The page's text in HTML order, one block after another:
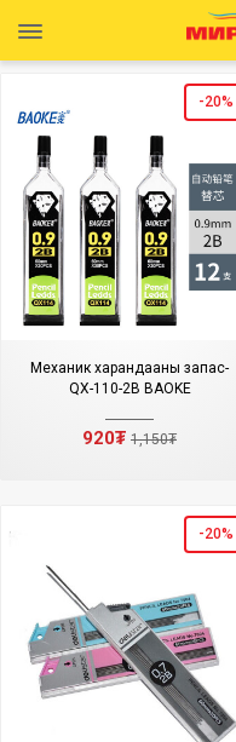
-20%
Механик харандааны запас-
QX-110-2В BAOKE
920₮ 1,150₮
-20%